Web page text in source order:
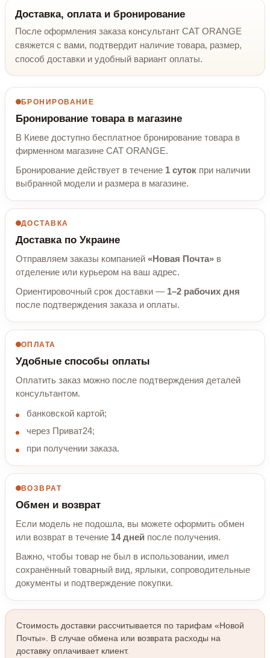
Доставка, оплата и бронирование
После оформления заказа консультант CAT ORANGE
свяжется с вами, подтвердит наличие товара, размер,
способ доставки и удобный вариант оплаты.
БРОНИРОВАНИЕ
Бронирование товара в магазине
В Киеве доступно бесплатное бронирование товара в
фирменном магазине CAT ORANGE.
Бронирование действует в течение 1 суток при наличии
выбранной модели и размера в магазине.
ДОСТАВКА
Доставка по Украине
Отправляем заказы компанией «Новая Почта» в
отделение или курьером на ваш адрес.
Ориентировочный срок доставки — 1–2 рабочих дня
после подтверждения заказа и оплаты.
ОПЛАТА
Удобные способы оплаты
Оплатить заказ можно после подтверждения деталей
консультантом.
банковской картой;
через Приват24;
при получении заказа.
ВОЗВРАТ
Обмен и возврат
Если модель не подошла, вы можете оформить обмен
или возврат в течение 14 дней после получения.
Важно, чтобы товар не был в использовании, имел
сохранённый товарный вид, ярлыки, сопроводительные
документы и подтверждение покупки.
Стоимость доставки рассчитывается по тарифам «Новой
Почты». В случае обмена или возврата расходы на
доставку оплачивает клиент.